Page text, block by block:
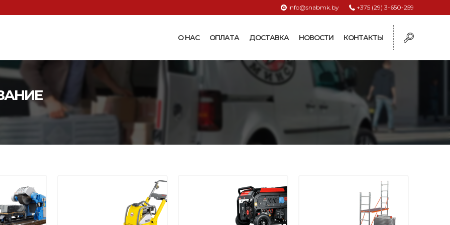
+375 (29) 3-650-259
info@snabmk.by
О НАС ОПЛАТА ДОСТАВКА НОВОСТИ КОНТАКТЫ
и
аппаратов
Машинки и ножницы для
Термошкафы
Поилки и кормушки
Бункерные кормушки и
Ниппельные поилки для
Ниппельные поилки для птиц